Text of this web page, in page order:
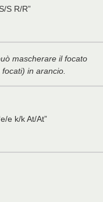
S R/R”
mascherare il focato
in arancio.
e k/k At/At”